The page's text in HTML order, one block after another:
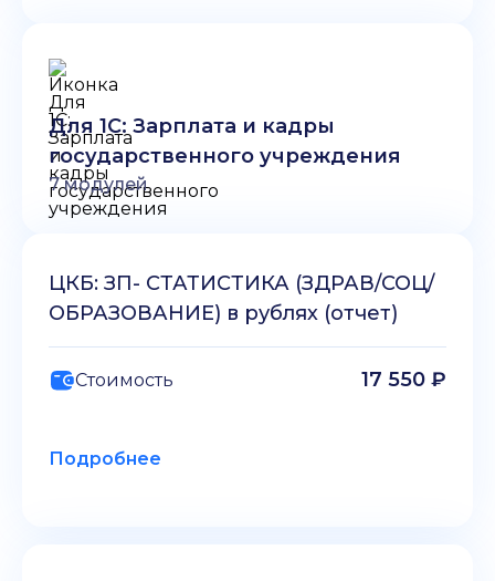
Для 1С: Зарплата и кадры
государственного учреждения
7 модулей
ЦКБ: ЗП- СТАТИСТИКА (ЗДРАВ/СОЦ/
ОБРАЗОВАНИЕ) в рублях (отчет)
Стоимость 17 550 ₽
Подробнее